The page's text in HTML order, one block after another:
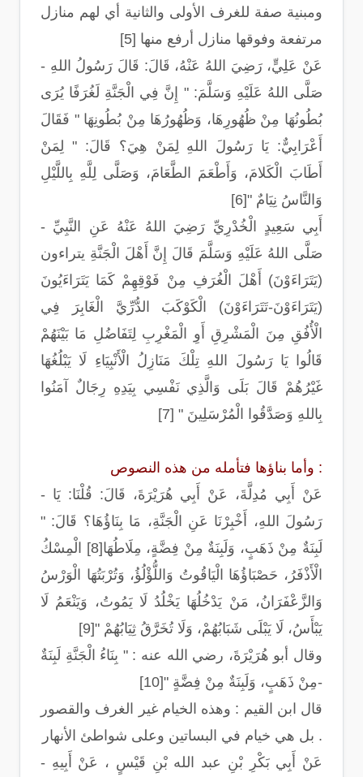
ومبنية صفة للغرف الأولى والثانية أي لهم منازل
مرتفعة وفوقها منازل أرفع منها [5]
- عَنْ عَلِيٍّ، رَضِيَ اللهُ عَنْهُ، قَالَ: قَالَ رَسُولُ اللهِ
صَلَّى اللهُ عَلَيْهِ وَسَلَّمَ: " إِنَّ فِي الْجَنَّةِ لَغُرَفًا يُرَى
بُطُونُهَا مِنْ ظُهُورِهَا، وَظُهُورُهَا مِنْ بُطُونِهَا " فَقَالَ
أَعْرَابِيٌّ: يَا رَسُولَ اللهِ لِمَنْ هِيَ؟ قَالَ: " لِمَنْ
أَطَابَ الْكَلامَ، وَأَطْعَمَ الطَّعَامَ، وَصَلَّى لِلَّهِ بِاللَّيْلِ
وَالنَّاسُ نِيَامٌ "[6]
- أَبِي سَعِيدٍ الْخُدْرِيِّ رَضِيَ اللهُ عَنْهُ عَنِ النَّبِيِّ
صَلَّى اللهُ عَلَيْهِ وَسَلَّمَ قَالَ إِنَّ أَهْلَ الْجَنَّةِ يتراءون
(يَتَرَاءَوْنَ) أَهْلَ الْغُرَفِ مِنْ فَوْقِهِمْ كَمَا يَتَرَاءَيُونَ
(يَتَرَاءَوْنَ-تَتَرَاءَوْنَ) الْكَوْكَبَ الدُّرِّيَّ الْغَابِرَ فِي
الْأُفُقِ مِنَ الْمَشْرِقِ أَوِ الْمَغْرِبِ لِتَفَاضُلِ مَا بَيْنَهُمْ
قَالُوا يَا رَسُولَ اللهِ تِلْكَ مَنَازِلُ الْأَنْبِيَاءِ لَا يَبْلُغُهَا
غَيْرُهُمْ قَالَ بَلَى وَالَّذِي نَفْسِي بِيَدِهِ رِجَالٌ آمَنُوا
بِاللهِ وَصَدَّقُوا الْمُرْسَلِينَ " [7]
وأما بناؤها فتأمله من هذه النصوص :
- عَنْ أَبِي مُدِلَّةَ، عَنْ أَبِي هُرَيْرَةَ، قَالَ: قُلْنَا: يَا
رَسُولَ اللهِ، أَخْبِرْنَا عَنِ الْجَنَّةِ، مَا بِنَاؤُهَا؟ قَالَ: "
لَبِنَةٌ مِنْ ذَهَبٍ، وَلَبِنَةٌ مِنْ فِضَّةٍ، مِلَاطُهَا[8] الْمِسْكُ
الْأَذْفَرُ، حَصْبَاؤُهَا الْيَاقُوتُ وَاللُّؤْلُؤُ، وَتُرْبَتُهَا الْوَرْسُ
وَالزَّعْفَرَانُ، مَنْ يَدْخُلُهَا يَخْلُدُ لَا يَمُوتُ، وَيَنْعَمُ لَا
يَبْأَسُ، لَا يَبْلَى شَبَابُهُمْ، وَلَا تُخَرَّقُ ثِيَابُهُمْ "[9]
وقال أبو هُرَيْرَةَ، رضي الله عنه : " بِنَاءُ الْجَنَّةِ لَبِنَةٌ
مِنْ ذَهَبٍ، وَلَبِنَةٌ مِنْ فِضَّةٍ "[10]-
قال ابن القيم : وهذه الخيام غير الغرف والقصور
بل هي خيام في البساتين وعلى شواطئ الأنهار .
- عَنْ أَبِي بَكْرِ بْنِ عبد الله بْنِ قَيْسٍ ، عَنْ أَبِيهِ